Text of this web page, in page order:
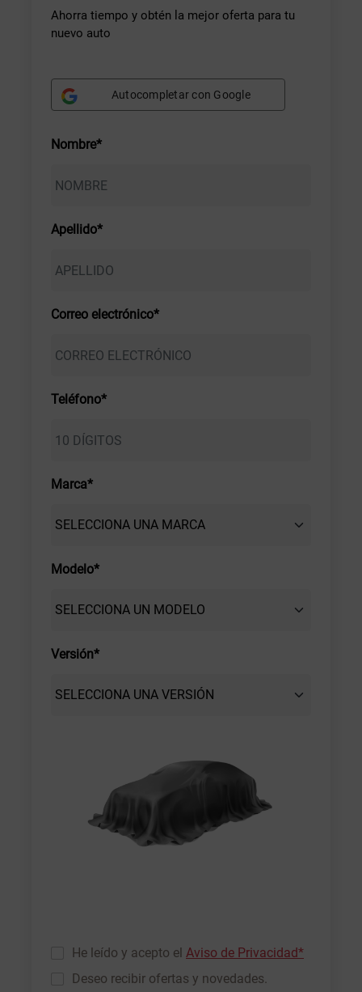
Ahorra tiempo y obtén la mejor oferta para tu
nuevo auto
Autocompletar con Google
Nombre*
Apellido*
Correo electrónico*
Teléfono*
Marca*
Modelo*
Versión*
He leído y acepto el Aviso de Privacidad*
Deseo recibir ofertas y novedades.